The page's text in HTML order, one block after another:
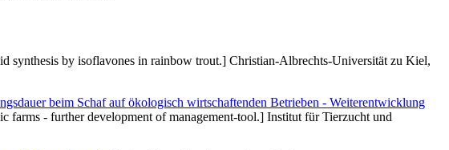
synthesis by isoflavones in rainbow trout.] Christian-Albrechts-Universität zu Kiel,
beim Schaf auf ökologisch wirtschaftenden Betrieben - Weiterentwicklung
farms - further development of management-tool.] Institut für Tierzucht und